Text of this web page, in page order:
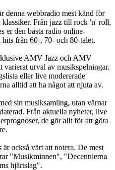
webbradio mest känd för
Från jazz till rock 'n' roll,
er den bästa radio online-
hits från 60-, 70- och 80-talet.
AMV Jazz och AMV
urval av musikspelningar.
eller live modererade
alltid att ha något att njuta av.
sin musiksamling, utan värnar
Från aktuella nyheter, live
de gör allt för att göra
också värt att notera. De mest
"Musikminnen", "Decennierna
hjärtslag".